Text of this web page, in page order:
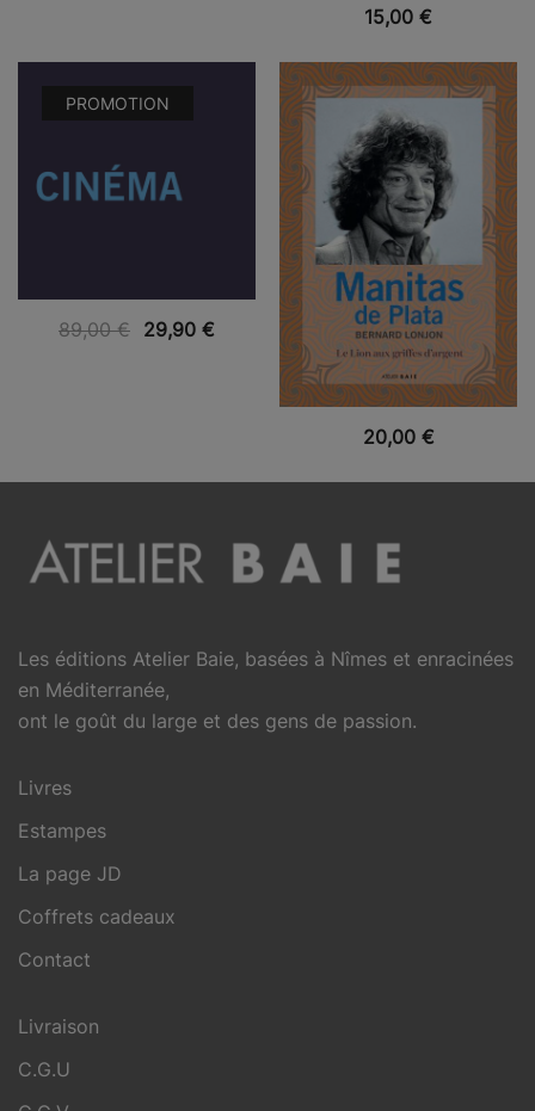
VUE RAPIDE
15,00 €
PROMOTION
VUE RAPIDE
89,00€ 29,90 €
VUE RAPIDE
20,00 €
Les éditions Atelier Baie, basées à Nîmes et enracinées
en Méditerranée,
ont le goût du large et des gens de passion.
Livres
Estampes
La page JD
Coffrets cadeaux
Contact
Livraison
C.G.U